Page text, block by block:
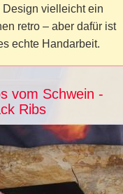
Design vielleicht ein
retro – aber dafür ist
echte Handarbeit.
vom Schwein -
Ribs